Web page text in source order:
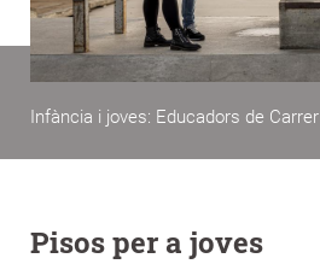
Infància i joves: Educadors de Carrer
Pisos per a joves